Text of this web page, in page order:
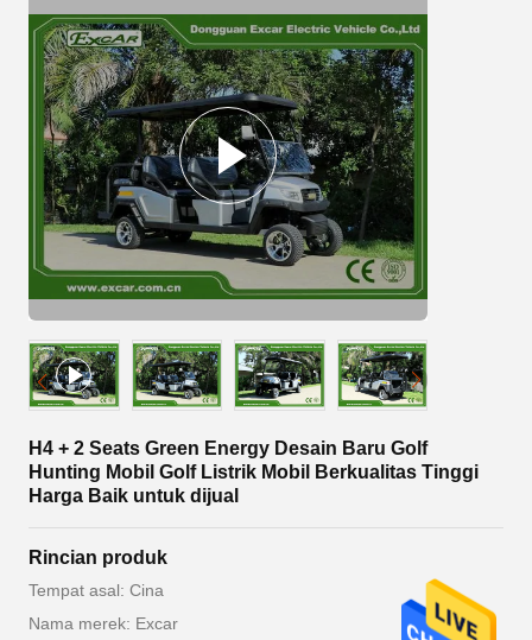
H4 + 2 Seats Green Energy Desain Baru Golf
Hunting Mobil Golf Listrik Mobil Berkualitas Tinggi
Harga Baik untuk dijual
Rincian produk
Tempat asal: Cina
Nama merek: Excar